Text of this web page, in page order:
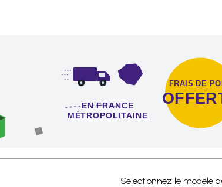
EN FRANCE
MÉTROPOLITAINE
FRAIS DE
de 4 sachets ou boîtes d'agrafes ou de pointes !
Sélectionnez le